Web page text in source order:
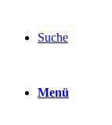
Suche
Menü